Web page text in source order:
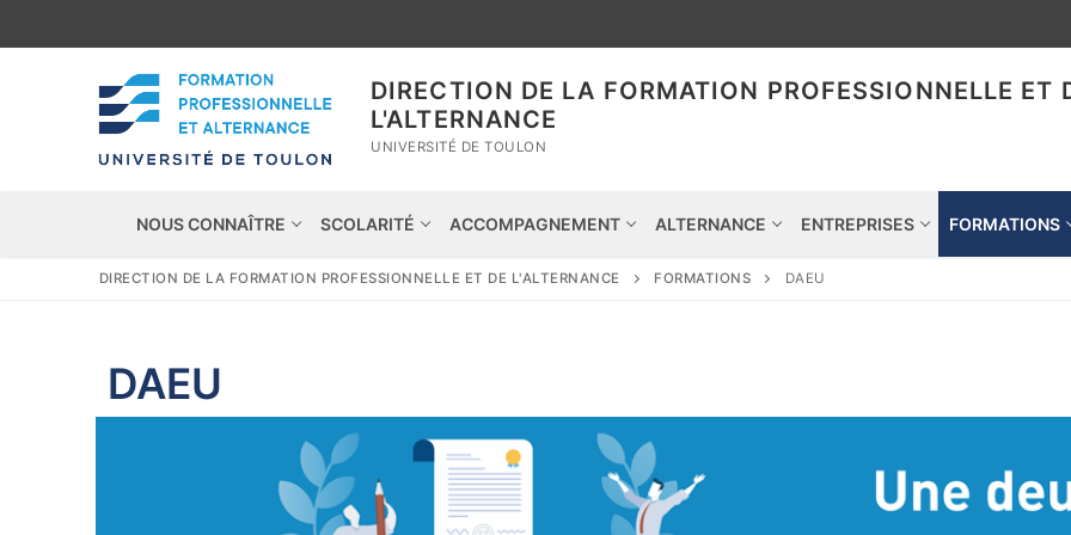
DIRECTION DE LA FORMATION PROFESSIONNELLE ET
L'ALTERNANCE
UNIVERSITÉ DE TOULON
NOUS CONNAÎTRE SCOLARITÉ ACCOMPAGNEMENT ALTERNANCE ENTREPRISES FORMATIONS
Nous connaître
Nos missions
Scolarité
DIRECTION DE LA FORMATION PROFESSIONNELLE ET DE L'ALTERNANCE FORMATIONS DAEU
DAEU